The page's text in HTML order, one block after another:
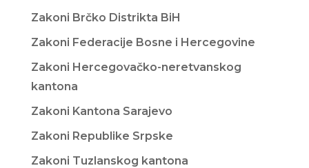
Zakoni Brčko Distrikta BiH
Zakoni Federacije Bosne i Hercegovine
Zakoni Hercegovačko-neretvanskog
kantona
Zakoni Kantona Sarajevo
Zakoni Republike Srpske
Zakoni Tuzlanskog kantona